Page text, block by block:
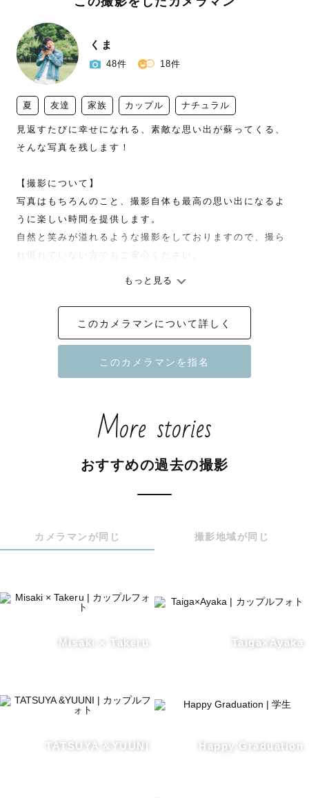
くま
48件 18件
夏 友達 家族 カップル ナチュラル
見返すたびに幸せになれる、素敵な思い出が蘇ってくる、
そんな写真を残します！
【撮影について】
写真はもちろんのこと、撮影自体も最高の思い出になるよ
うに楽しい時間を提供します。
自然と笑みが溢れるような撮影をしておりますので、撮ら
れ慣れていない方でもご安心ください。
届けします。
もっと見る
このカメラマンについて詳しく
More stories
おすすめの過去の撮影
カメラマンが同じ 撮影地域が同じ
Misaki × Takeru Taiga×Ayaka
TATSUYA &YUUNI Happy Graduation